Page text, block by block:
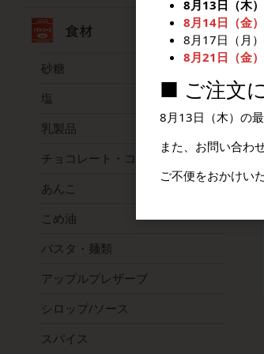
砂糖
塩
乳製品
チョコレート・ココア
あんこ
こめ油
パスタ・麺類
アップルプレザーブ
シロップ/ソース
スパイス
8月13日（木
8月14日（金
8月17日（月
8月21日（金
■ ご注文
8月13日（木）の
また、お問い合わ
ご不便をおかけい